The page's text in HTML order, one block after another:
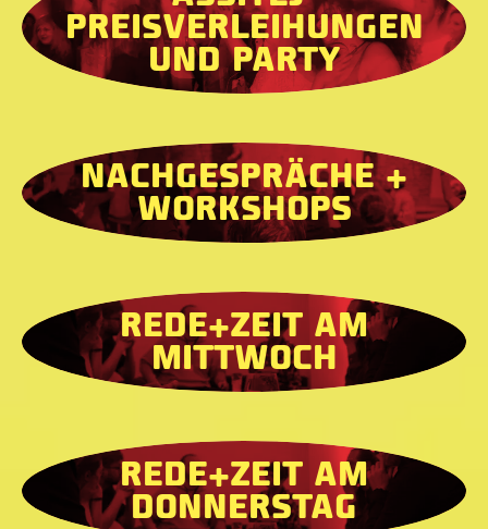
PREISVERLEIHUNGEN
UND PARTY
NACHGESPRÄCHE +
WORKSHOPS
REDE+ZEIT AM
MITTWOCH
REDE+ZEIT AM
DONNERSTAG